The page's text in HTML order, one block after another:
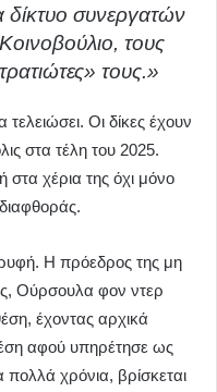
δίκτυο συνεργατών
τους
τους.»
Οι δίκες έχουν
στα τέλη του 2025.
στα χέρια της όχι μόνο
Η πρόεδρος της μη
Ούρσουλα φον ντερ
έχοντας αρχικά
αφού υπηρέτησε ως
χρόνια, βρίσκεται